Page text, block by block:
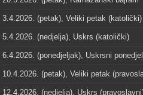
3.4.2026. (petak), Veliki petak (katolički)
5.4.2026. (nedjelja), Uskrs (katolički)
6.4.2026. (ponedjeljak), Uskrsni
10.4.2026. (petak), Veliki petak
12.4.2026. (nedjelja), Uskrs